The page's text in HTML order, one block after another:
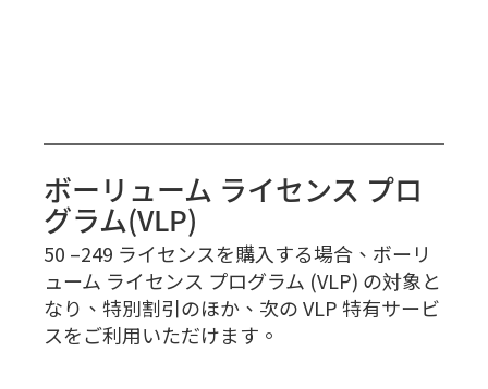
ボーリューム ライセンス プロ
グラム(VLP)
50 –249 ライセンスを購入する場合、ボーリ
ューム ライセンス プログラム (VLP) の対象と
なり、特別割引のほか、次の VLP 特有サービ
スをご利用いただけます。